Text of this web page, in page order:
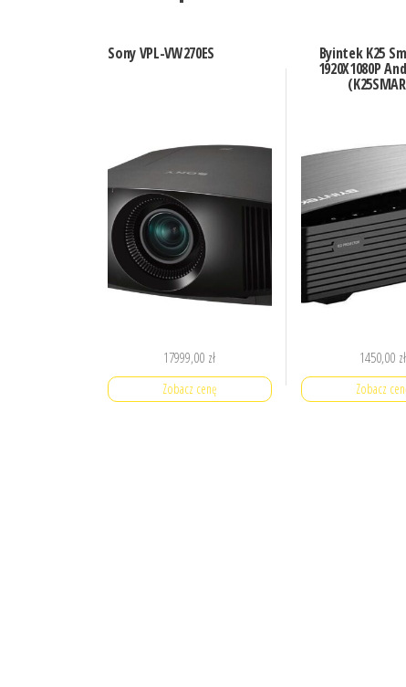
Sony VPL-VW270ES
17999,00 zł
Zobacz cenę
Byintek K25
1920X1080P
1450,00 zł
Zobacz